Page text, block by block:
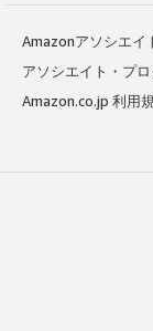
Amazonアソシエイ
アソシエイト・プ
Amazon.co.jp 利用